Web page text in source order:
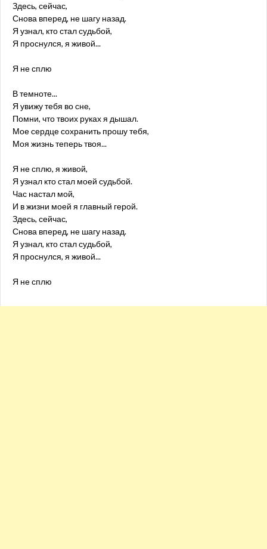
Здесь, сейчас,
Снова вперед, не шагу назад.
Я узнал, кто стал судьбой,
Я проснулся, я живой...
Я не сплю
В темноте...
Я увижу тебя во сне,
Помни, что твоих руках я дышал.
Мое сердце сохранить прошу тебя,
Моя жизнь теперь твоя...
Я не сплю, я живой,
Я узнал кто стал моей судьбой.
Час настал мой,
И в жизни моей я главный герой.
Здесь, сейчас,
Снова вперед, не шагу назад.
Я узнал, кто стал судьбой,
Я проснулся, я живой...
Я не сплю